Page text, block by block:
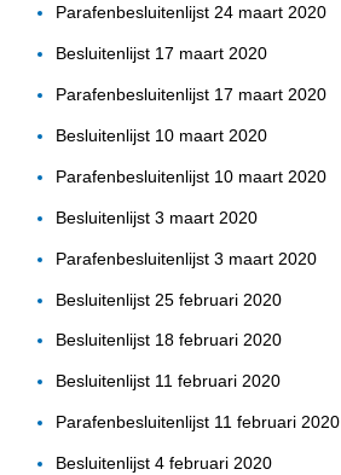
Parafenbesluitenlijst 24 maart 2020
Besluitenlijst 17 maart 2020
Parafenbesluitenlijst 17 maart 2020
Besluitenlijst 10 maart 2020
Parafenbesluitenlijst 10 maart 2020
Besluitenlijst 3 maart 2020
Parafenbesluitenlijst 3 maart 2020
Besluitenlijst 25 februari 2020
Besluitenlijst 18 februari 2020
Besluitenlijst 11 februari 2020
Parafenbesluitenlijst 11 februari 2020
Besluitenlijst 4 februari 2020